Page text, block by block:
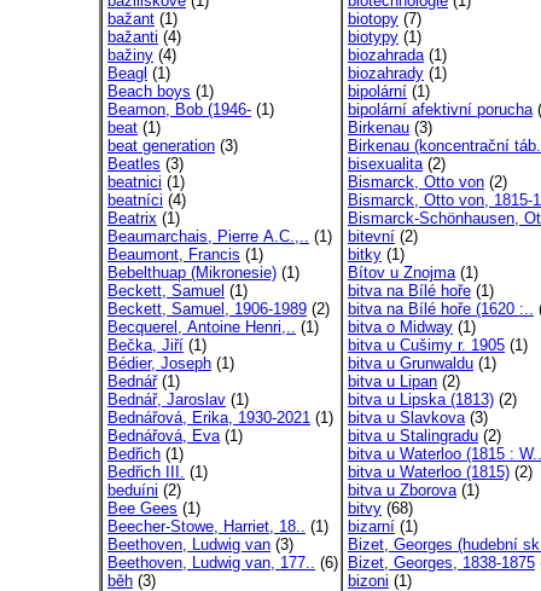
bažant (1)
bažanti (4)
bažiny (4)
Beagl (1)
Beach boys (1)
Beamon, Bob (1946- (1)
beat (1)
beat generation (3)
Beatles (3)
beatnici (1)
beatníci (4)
Beatrix (1)
Beaumarchais, Pierre A.C.,.. (1)
Beaumont, Francis (1)
Bebelthuap (Mikronesie) (1)
Beckett, Samuel (1)
Beckett, Samuel, 1906-1989 (2)
Becquerel, Antoine Henri,.. (1)
Bečka, Jiří (1)
Bédier, Joseph (1)
Bednář(1)
Bednář, Jaroslav (1)
Bednářová, Erika, 1930-2021 (1)
Bednářová, Eva(1)
Bedřich (1)
Bedřich III. (1)
beduíni (2)
Bee Gees (1)
Beecher-Stowe, Harriet, 18.. (1)
Beethoven, Ludwig van (3)
Beethoven, Ludwig van, 177.. (6)
běh (3)
biotopy (7)
biotypy (1)
biozahrada(1)
biozahrady (1)
bipolární (1)
bipolární afektivní porucha
Birkenau (3)
Birkenau (koncentrační
bisexualita(2)
Bismarck, Otto von (2)
Bismarck, Otto von, 1815-
Bismarck-Schönhausen,
bitevní (2)
bitky (1)
Bítov u Znojma(1)
bitva na Bílé hoře (1)
bitva na Bílé hoře (1620 :..
bitva o Midway (1)
bitva u Cušimy r. 1905 (1)
bitva u Grunwaldu (1)
bitva u Lipan (2)
bitva u Lipska (1813) (2)
bitva u Slavkova(3)
bitva u Stalingradu (2)
bitva u Waterloo (1815 : W..
bitva u Waterloo (1815) (2)
bitva u Zborova(1)
bitvy (68)
bizarní (1)
Bizet, Georges (hudební
Bizet, Georges, 1838-1875
bizoni (1)